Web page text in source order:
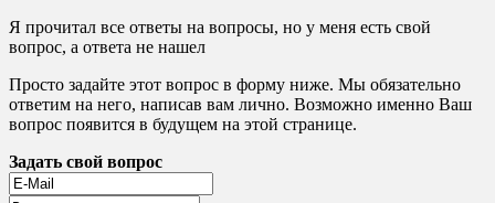
Я прочитал все ответы на вопросы, но у меня есть свой
вопрос, а ответа не нашел
Просто задайте этот вопрос в форму ниже. Мы обязательно
ответим на него, написав вам лично. Возможно именно Ваш
вопрос появится в будущем на этой странице.
Задать свой вопрос